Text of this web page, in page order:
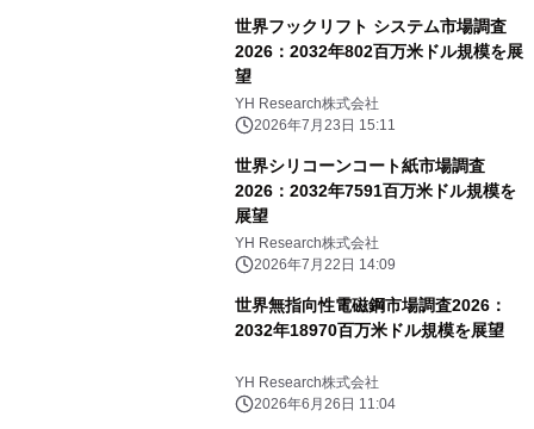
世界フックリフト システム市場調査
2026：2032年802百万米ドル規模を展
望
YH Research株式会社
2026年7月23日 15:11
世界シリコーンコート紙市場調査
2026：2032年7591百万米ドル規模を
展望
YH Research株式会社
2026年7月22日 14:09
世界無指向性電磁鋼市場調査2026：
2032年18970百万米ドル規模を展望
YH Research株式会社
2026年6月26日 11:04